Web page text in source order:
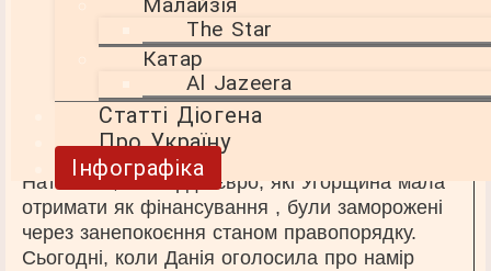
The Star
Катар
Al Jazeera
Статті Діогена
Про Україну
Інфографіка
2018 року, коли офіційно почався процес за
статтею 7, значних зрушень не відбулося.
Єдиним результатом стали незначні слухання
з угорськими міністрами в Раді . Фактично,
санкції ще навіть не обговорювалися.
Натомість, мільярди євро, які Угорщина мала
отримати як фінансування , були заморожені
через занепокоєння станом правопорядку.
Сьогодні, коли Данія оголосила про намір